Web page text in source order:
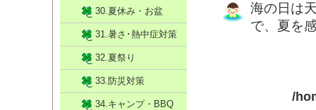
海の日は
で、夏を
/
30.夏休み・お盆
31.暑さ･熱中症対策
32.夏祭り
33.防災対策
34.キャンプ・BBQ